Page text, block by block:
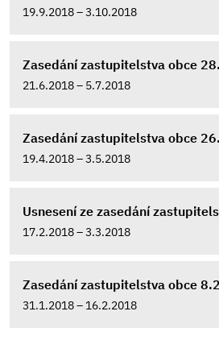
19.9.2018 – 3.10.2018
Zasedání zastupitelstva obce
21.6.2018 – 5.7.2018
Zasedání zastupitelstva obce
19.4.2018 – 3.5.2018
Usnesení ze zasedání
17.2.2018 – 3.3.2018
Zasedání zastupitelstva obce
31.1.2018 – 16.2.2018